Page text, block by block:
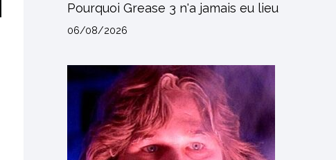
Pourquoi Grease 3 n'a jamais eu lieu
06/08/2026